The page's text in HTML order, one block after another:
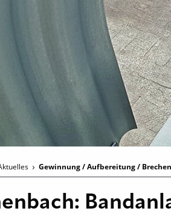
Gewinnung / Aufbereitung /